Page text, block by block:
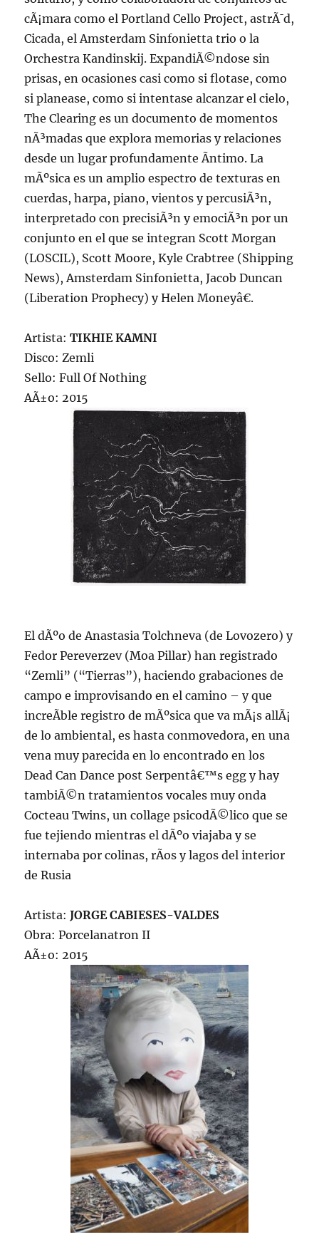
cÃ¡mara como el Portland Cello Project, astrÃ¯d,
Cicada, el Amsterdam Sinfonietta trio o la
Orchestra Kandinskij. ExpandiÃ©ndose sin
prisas, en ocasiones casi como si flotase, como
si planease, como si intentase alcanzar el cielo,
The Clearing es un documento de momentos
nÃ³madas que explora memorias y relaciones
desde un lugar profundamente Ã­ntimo. La
mÃºsica es un amplio espectro de texturas en
cuerdas, harpa, piano, vientos y percusiÃ³n,
interpretado con precisiÃ³n y emociÃ³n por un
conjunto en el que se integran Scott Morgan
(LOSCIL), Scott Moore, Kyle Crabtree (Shipping
News), Amsterdam Sinfonietta, Jacob Duncan
(Liberation Prophecy) y Helen Moneyâ€.
Artista:TIKHIE KAMNI
Disco: Zemli
Sello: Full Of Nothing
AÃ±o: 2015
El dÃºo de Anastasia Tolchneva (de Lovozero) y
Fedor Pereverzev (Moa Pillar) han registrado
“Zemli” (“Tierras”), haciendo grabaciones de
campo e improvisando en el camino – y que
increÃ­ble registro de mÃºsica que va mÃ¡s allÃ¡
de lo ambiental, es hasta conmovedora, en una
vena muy parecida en lo encontrado en los
Dead Can Dance post Serpentâ€™s egg y hay
tambiÃ©n tratamientos vocales muy onda
Cocteau Twins, un collage psicodÃ©lico que se
fue tejiendo mientras el dÃºo viajaba y se
internaba por colinas, rÃ­os y lagos del interior
de Rusia
Artista:JORGE CABIESES-VALDES
Obra: Porcelanatron II
AÃ±o: 2015